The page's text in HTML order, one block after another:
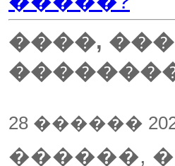
����,
28 ������
������,